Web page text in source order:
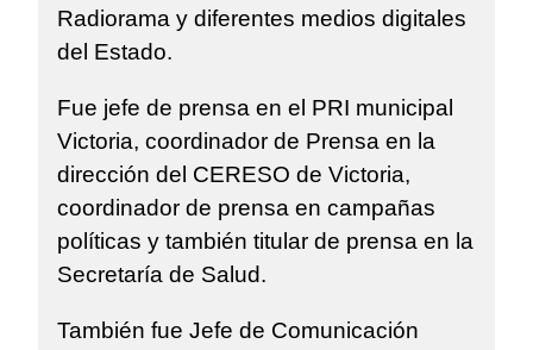
Radiorama y diferentes medios digitales
del Estado.
Fue jefe de prensa en el PRI municipal
Victoria, coordinador de Prensa en la
dirección del CERESO de Victoria,
coordinador de prensa en campañas
políticas y también titular de prensa en la
Secretaría de Salud.
También fue Jefe de Comunicación